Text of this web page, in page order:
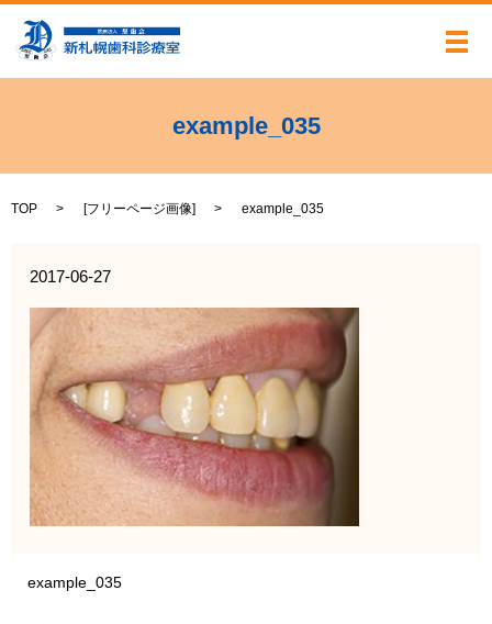
メ
example_035
TOP [フリーページ画像] example_035
2017-06-27
example_035